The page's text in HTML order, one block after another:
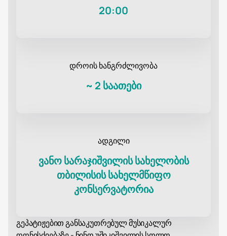
20:00
დროის ხანგრძლივობა
~ 2 საათები
ადგილი
ვანო სარაჯიშვილის სახელობის
თბილისის სახელმწიფო
კონსერვატორია
გეპატიჟებით განსაკუთრებულ მუსიკალურ